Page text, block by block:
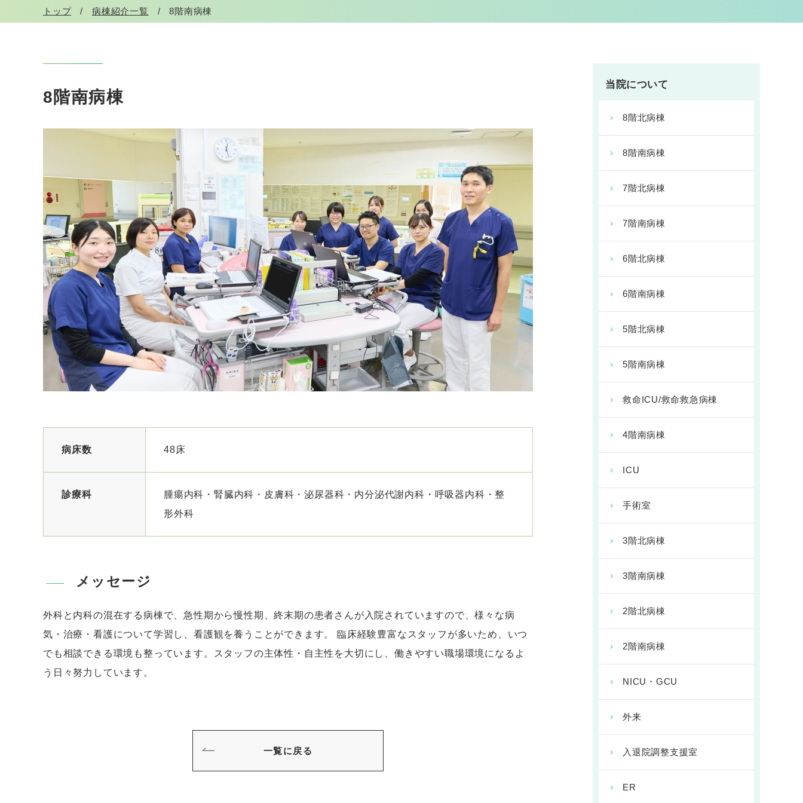
トップ 病棟紹介一覧 8階南病棟
8階南病棟
病床数 48床
診療科
腫瘍内科・腎臓内科・皮膚科・泌尿器科・内分泌代謝内科・呼吸器内科・整
形外科
メッセージ
外科と内科の混在する病棟で、急性期から慢性期、終末期の患者さんが入院されていますので、様々な病
気・治療・看護について学習し、看護観を養うことができます。 臨床経験豊富なスタッフが多いため、いつ
でも相談できる環境も整っています。スタッフの主体性・自主性を大切にし、働きやすい職場環境になるよ
う日々努力しています。
一覧に戻る
当院について
8階北病棟
8階南病棟
7階北病棟
7階南病棟
6階北病棟
6階南病棟
5階北病棟
5階南病棟
救命ICU/救命救急病棟
4階南病棟
ICU
手術室
3階北病棟
3階南病棟
2階北病棟
2階南病棟
NICU・GCU
外来
入退院調整支援室
ER